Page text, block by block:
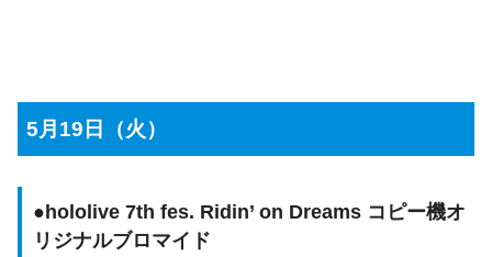
5月19日（火）
● hololive 7th fes. Ridin’ on Dreams コピー機オ
リジナルブロマイド